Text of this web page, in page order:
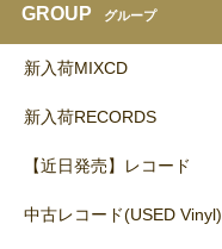
GROUP グループ
新入荷MIXCD
新入荷RECORDS
【近日発売】レコード
中古レコード(USED Vinyl)